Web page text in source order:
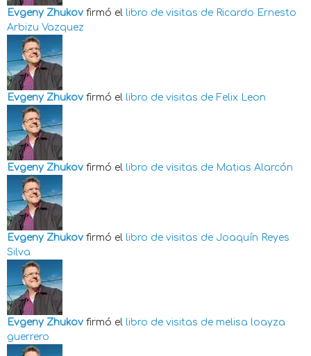
Evgeny Zhukov firmó el libro de visitas de Ricardo Ernesto
Arbizu Vazquez
Evgeny Zhukov firmó el libro de visitas de Felix Leon
Evgeny Zhukov firmó el libro de visitas de Matias Alarcón
Evgeny Zhukov firmó el libro de visitas de Joaquín Reyes
Silva
Evgeny Zhukov firmó el libro de visitas de melisa loayza
guerrero